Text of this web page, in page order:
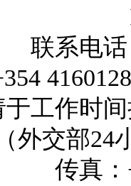
联系电话
于工作时间
外交部
传真：